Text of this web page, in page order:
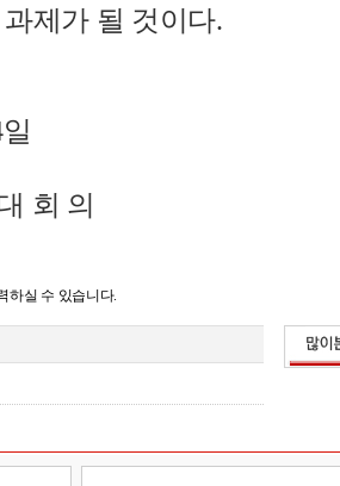
제가 될 것이다.
회 의
하실 수 있습니다.